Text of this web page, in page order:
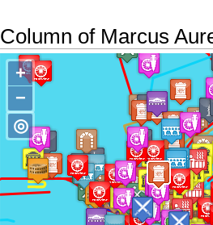
Column of Marcus
+
−
◎